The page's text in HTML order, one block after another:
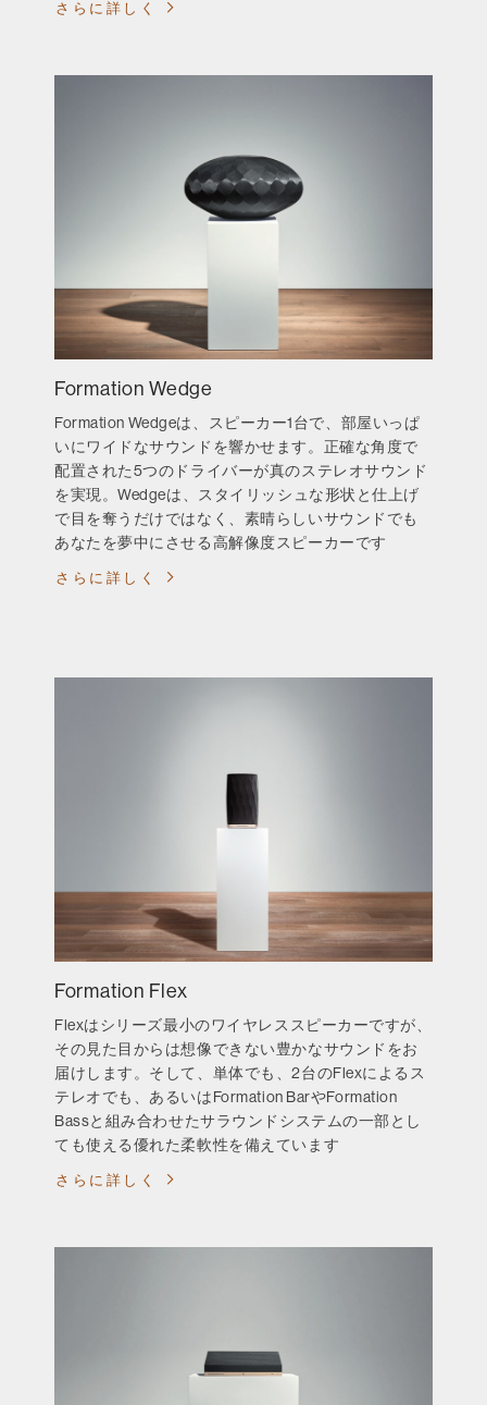
さらに詳しく
Formation Wedge
Formation Wedgeは、スピーカー1台で、部屋いっぱ
いにワイドなサウンドを響かせます。正確な角度で
配置された5つのドライバーが真のステレオサウンド
を実現。Wedgeは、スタイリッシュな形状と仕上げ
で目を奪うだけではなく、素晴らしいサウンドでも
あなたを夢中にさせる高解像度スピーカーです
さらに詳しく
Formation Flex
Flexはシリーズ最小のワイヤレススピーカーですが、
その見た目からは想像できない豊かなサウンドをお
届けします。そして、単体でも、2台のFlexによるス
テレオでも、あるいはFormation BarやFormation
Bassと組み合わせたサラウンドシステムの一部とし
ても使える優れた柔軟性を備えています
さらに詳しく